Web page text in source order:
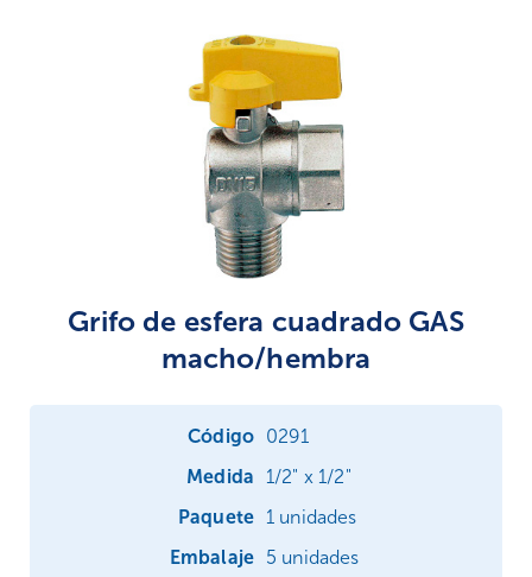
Grifo de esfera cuadrado GAS
macho/hembra
0291
1/2" x 1/2"
1 unidades
5 unidades